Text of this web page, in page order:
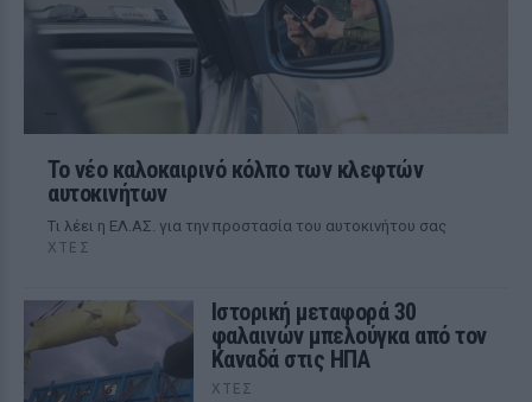
Το νέο καλοκαιρινό κόλπο των κλεφτών
αυτοκινήτων
Tι λέει η ΕΛ.ΑΣ. για την προστασία του αυτοκινήτου σας
ΧΤΕΣ
Ιστορική μεταφορά 30
φαλαινών μπελούγκα από τον
Καναδά στις ΗΠΑ
ΧΤΕΣ